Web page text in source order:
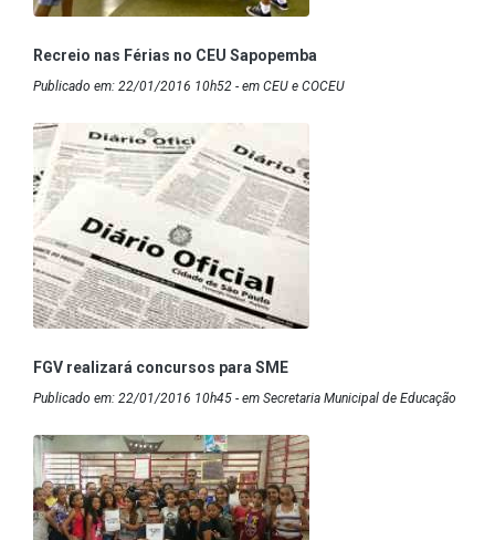
Recreio nas Férias no CEU Sapopemba
Publicado em: 22/01/2016 10h52 - em CEU e COCEU
FGV realizará concursos para SME
Publicado em: 22/01/2016 10h45 - em Secretaria Municipal de Educação